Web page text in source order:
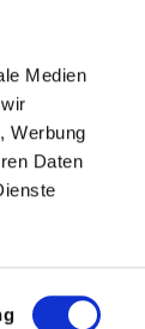
Medien
Werbung
Daten